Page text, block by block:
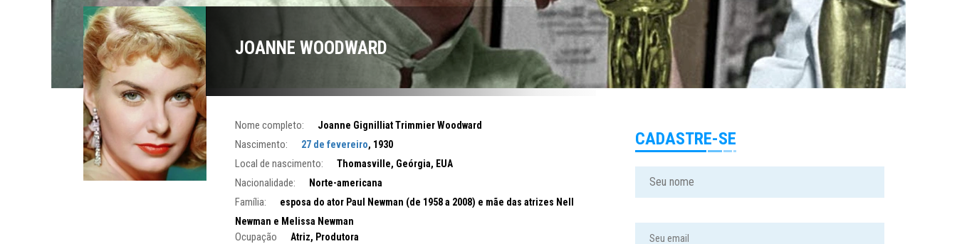
JOANNE WOODWARD
Nome completo: Joanne Gignilliat Trimmier Woodward
Nascimento: 27 de fevereiro, 1930
Local de nascimento: Thomasville, Geórgia, EUA
Nacionalidade: Norte-americana
Família:
esposa do ator Paul Newman (de 1958 a 2008) e mãe das atrizes Nell
Newman e Melissa Newman
Ocupação Atriz, Produtora
CADASTRE-SE